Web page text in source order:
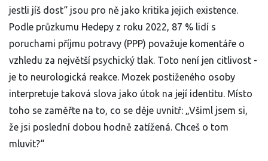
jestli jíš dost“ jsou pro ně jako kritika jejich existence.
Podle průzkumu Hedepy z roku 2022, 87 % lidí s
poruchami příjmu potravy (PPP) považuje komentáře o
vzhledu za největší psychický tlak. Toto není jen citlivost -
je to neurologická reakce. Mozek postiženého osoby
interpretuje taková slova jako útok na její identitu. Místo
toho se zaměřte na to, co se děje uvnitř: „Všiml jsem si,
že jsi poslední dobou hodně zatížená. Chceš o tom
mluvit?“